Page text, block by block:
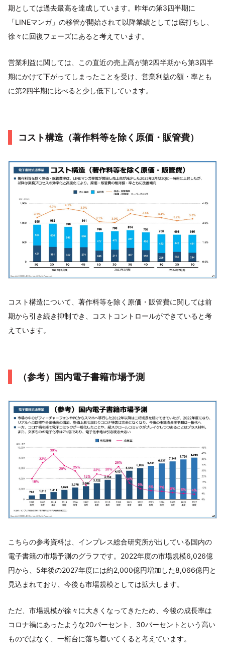
期としては過去最高を達成しています。昨年の第3四半期に
「LINEマンガ」の移管が開始されて以降業績としては底打ちし、
徐々に回復フェーズにあると考えています。
営業利益に関しては、この直近の売上高が第2四半期から第3四半
期にかけて下がってしまったことを受け、営業利益の額・率とも
に第2四半期に比べると少し低下しています。
コスト構造（著作料等を除く原価・販管費）
コスト構造について、著作料等を除く原価・販管費に関しては前
期から引き続き抑制でき、コストコントロールができていると考
えています。
（参考）国内電子書籍市場予測
こちらの参考資料は、インプレス総合研究所が出している国内の
電子書籍の市場予測のグラフです。2022年度の市場規模6,026億
円から、5年後の2027年度には約2,000億円増加した8,066億円と
見込まれており、今後も市場規模としては拡大します。
ただ、市場規模が徐々に大きくなってきたため、今後の成長率は
コロナ禍にあったような20パーセント、30パーセントという高い
ものではなく、一桁台に落ち着いてくると考えています。